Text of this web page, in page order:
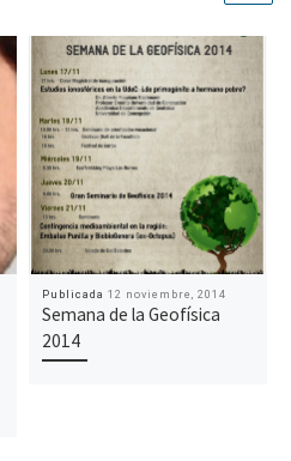
Publicada 12 noviembre, 2014
Semana de la Geofísica
2014